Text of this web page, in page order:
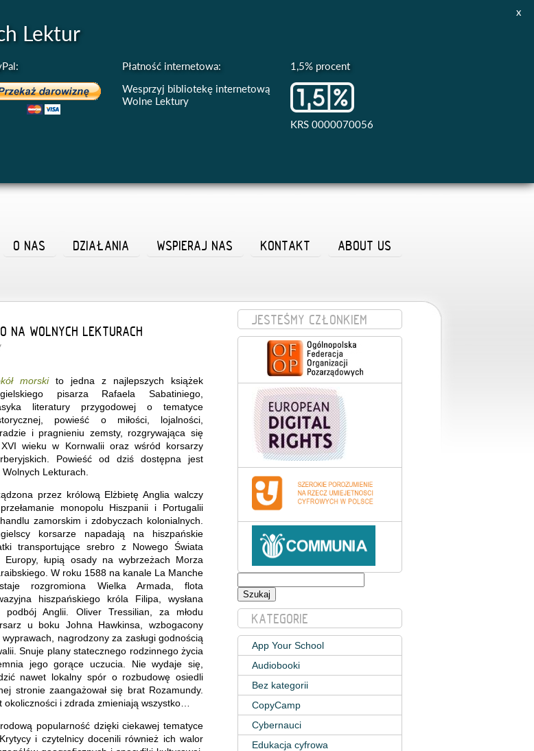
Lektur
Płatność internetowa:
Wesprzyj bibliotekę internetową
Wolne Lektury
1,5% procent
KRS 0000070056
x
ABOUT US
KONTAKT
WSPIERAJ NAS
DZIAŁANIA
O NAS
NA WOLNYCH LEKTURACH
morskito jedna z najlepszych książek
pisarza Rafaela Sabatiniego,
literatury przygodowej o tematyce
powieść o miłości, lojalności,
i pragnieniu zemsty, rozgrywająca się
wieku w Kornwalii oraz wśród korsarzy
Powieść od dziś dostępna jest
Wolnych Lekturach.
przez królową Elżbietę Anglia walczy
monopolu Hiszpanii i Portugalii
zamorskim i zdobyczach kolonialnych.
korsarze napadają na hiszpańskie
transportujące srebro z Nowego Świata
Europy, łupią osady na wybrzeżach Morza
W roku 1588 na kanale La Manche
rozgromiona Wielka Armada, flota
hiszpańskiego króla Filipa, wysłana
podbój Anglii. Oliver Tressilian, za młodu
u boku Johna Hawkinsa, wzbogacony
wyprawach, nagrodzony za zasługi godnością
Snuje plany statecznego rodzinnego życia
jego gorące uczucia. Nie wydaje się,
nawet lokalny spór o rozbudowę osiedli
stronie zaangażował się brat Rozamundy.
i zdrada zmieniają wszystko…
popularność dzięki ciekawej tematyce
i czytelnicy docenili również ich walor
JESTEŚMY CZŁONKIEM
KATEGORIE
App Your School
Audiobooki
Bez kategorii
CopyCamp
Cybernauci
Edukacja cyfrowa